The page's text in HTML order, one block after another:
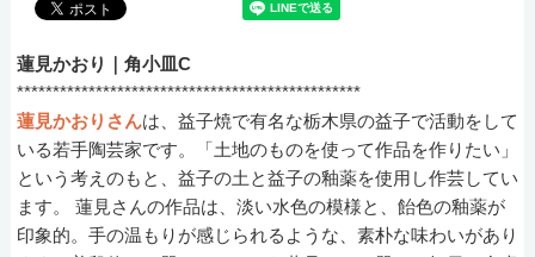
蓮見かおり｜角小皿C
************************************************
蓮見かおりさんは、益子焼で有名な栃木県の益子で活動をして
いる若手陶芸家です。「土地のものを使って作品を作りたい」
という考えのもと、益子の土と益子の釉薬を使用し作芸してい
ます。 蓮見さんの作品は、淡い水色の模様と、飴色の釉薬が
印象的。手の温もりが感じられるような、素朴な味わいがあり